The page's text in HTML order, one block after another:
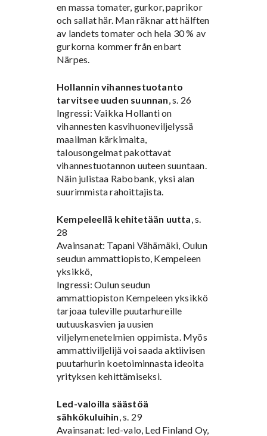
en massa tomater, gurkor, paprikor
och sallat här. Man räknar att hälften
av landets tomater och hela 30 % av
gurkorna kommer från enbart
Närpes.
Hollannin vihannestuotanto
tarvitsee uuden suunnan, s. 26
Ingressi: Vaikka Hollanti on
vihannesten kasvihuoneviljelyssä
maailman kärkimaita,
talousongelmat pakottavat
vihannestuotannon uuteen suuntaan.
Näin julistaa Rabobank, yksi alan
suurimmista rahoittajista.
Kempeleellä kehitetään uutta, s.
28
Avainsanat: Tapani Vähämäki, Oulun
seudun ammattiopisto, Kempeleen
yksikkö,
Ingressi: Oulun seudun
ammattiopiston Kempeleen yksikkö
tarjoaa tuleville puutarhureille
uutuuskasvien ja uusien
viljelymenetelmien oppimista. Myös
ammattiviljelijä voi saada aktiivisen
puutarhurin koetoiminnasta ideoita
yrityksen kehittämiseksi.
Led-valoilla säästöä
sähkökuluihin, s. 29
Avainsanat: led-valo, Led Finland Oy,